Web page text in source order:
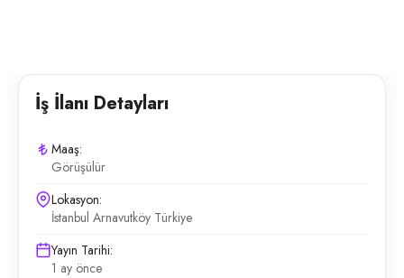
İş İlanı Detayları
Maaş:
Görüşülür
Lokasyon:
İstanbul Arnavutköy Türkiye
Yayın Tarihi:
1 ay önce